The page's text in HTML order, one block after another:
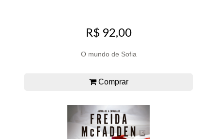
R$ 92,00
O mundo de Sofia
Comprar